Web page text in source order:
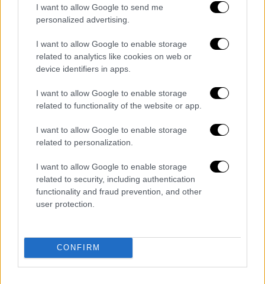
I want to allow Google to send me
personalized advertising.
I want to allow Google to enable storage
related to analytics like cookies on web or
device identifiers in apps.
I want to allow Google to enable storage
related to functionality of the website or app.
I want to allow Google to enable storage
related to personalization.
I want to allow Google to enable storage
related to security, including authentication
functionality and fraud prevention, and other
user protection.
CONFIRM
αρχαίαΣτάγειρακαι άλλες σημαντικές
αποικίες τηςΧαλκιδικής
εμπειρία της καθημερινότητας της περιόδου
που ήταν σε ακμή αυτές οι αποικίες.
Γνωρίζω τους κατοίκους, τα επαγγέλματα,
τις λατρευτικές τελετές. Βλέπω ένα κτίσμα,
έναν φούρνο, τι φοράνε οι άνθρωποι, τα
το φυσικό περιβάλλον της περιόδου, τη
μορφολογία του δρόμου. Βλέπω έναν χώρο
όπως ήταν την εποχή εκείνη» σημειώνει
χαρακτηριστικά.
Πώς η τεχνολογία μπορεί να αλλάξει
μουσική βιομηχανία
Παράλληλα ο αναπληρωτής καθηγητής του